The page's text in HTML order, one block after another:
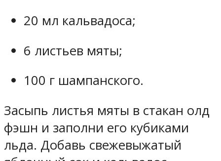
20 мл кальвадоса;
6 листьев мяты;
100 г шампанского.
Засыпь листья мяты в стакан олд
фэшн и заполни его кубиками
льда. Добавь свежевыжатый